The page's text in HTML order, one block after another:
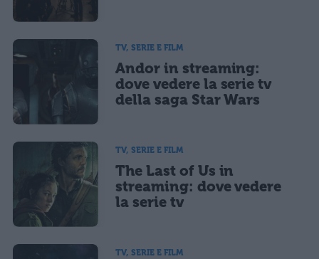
TV, SERIE E FILM
Andor in streaming:
dove vedere la serie tv
della saga Star Wars
TV, SERIE E FILM
The Last of Us in
streaming: dove vedere
la serie tv
TV, SERIE E FILM